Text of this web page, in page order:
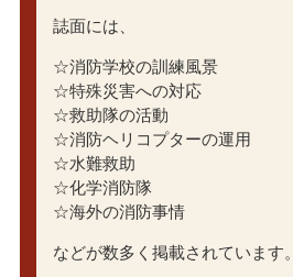
誌面には、
☆消防学校の訓練風景
☆特殊災害への対応
☆救助隊の活動
☆消防ヘリコプターの運用
☆水難救助
☆化学消防隊
☆海外の消防事情
などが数多く掲載されています。